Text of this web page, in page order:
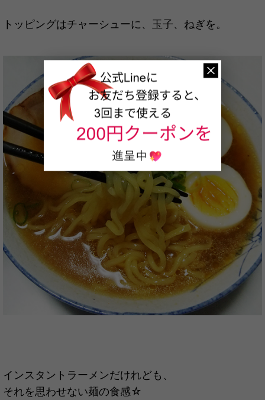
トッピングはチャーシューに、玉子、ねぎを。
インスタントラーメンだけれども、
それを思わせない麺の食感☆